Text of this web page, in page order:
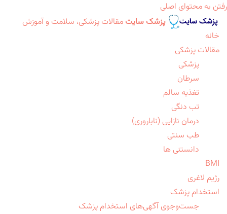
رفتن به محتوای اصلی
پزشک سایت مقالات پزشکی، سلامت و آموزش
خانه
مقالات پزشکی
پزشکی
سرطان
تغذیه سالم
تب دنگی
درمان نازایی (ناباروری)
طب سنتی
دانستنی ها
BMI
رژیم لاغری
استخدام پزشک
جست‌وجوی آگهی‌های استخدام پزشک